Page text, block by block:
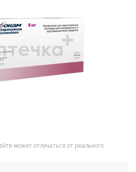
может отличаться от реального.